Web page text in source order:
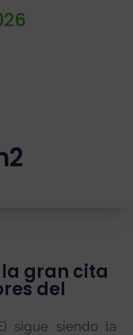
la gran cita
del
sigue siendo la